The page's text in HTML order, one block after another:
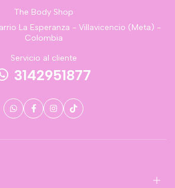
The Body Shop
La Esperanza - Villavicencio (Meta) -
Colombia
Servicio al cliente
3142951877